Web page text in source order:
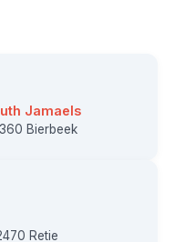
Jamaels
Bierbeek
Retie